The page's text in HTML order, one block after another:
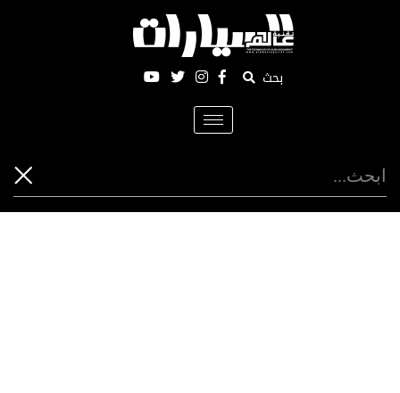
بحث
Toggle
navigation